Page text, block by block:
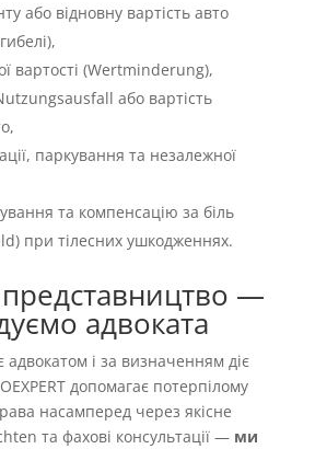
або відновну вартість авто
вартості (Wertminderung),
або вартість
паркування та незалежної
та компенсацію за біль
при тілесних ушкодженнях.
—
адвоката
адвокатом і за визначенням діє
допомагає потерпілому
насамперед через якісне
та фахові консультації — ми